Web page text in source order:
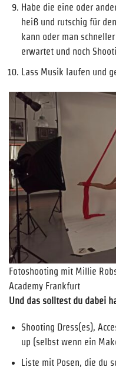
Habe die eine oder
heiß und rutschig für
kann oder man
erwartet und noch
Lass Musik laufen und
Fotoshooting mit Millie
Academy Frankfurt
Und das solltest du dabei
Shooting Dress(es),
up (selbst wenn ein
Liste mit Posen, die du